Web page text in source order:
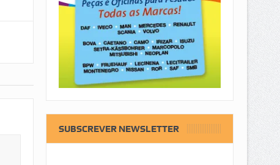
SUBSCREVER NEWSLETTER